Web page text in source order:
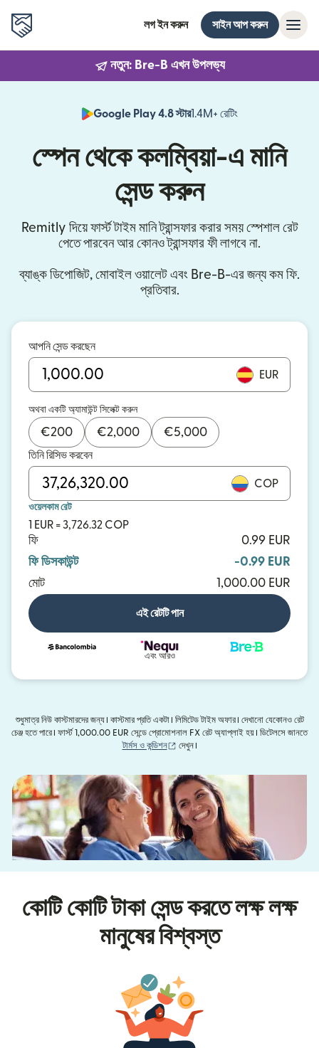
লগ ইন করুন সাইন আপ করুন
নতুন: Bre-B এখন উপলভ্য
Google Play 4.8 স্টার1.4M+ রেটিং
স্পেন থেকে কলম্বিয়া-এ মানি
সেন্ড করুন
Remitly দিয়ে ফার্স্ট টাইম মানি ট্রান্সফার করার সময় স্পেশাল রেট
পেতে পারবেন আর কোনও ট্রান্সফার ফী লাগবে না.
ব্যাঙ্ক ডিপোজিট, মোবাইল ওয়ালেট এবং Bre-B-এর জন্য কম ফি.
প্রতিবার.
আপনি সেন্ড করছেন
EUR
অথবা একটি অ্যামাউন্ট সিলেক্ট করুন
€200 €2,000 €5,000
তিনি রিসিভ করবেন
COP
ওয়েলকাম রেট
1 EUR = 3,726.32 COP
ফি
0.99 EUR
ফি ডিসকাউন্ট
-0.99 EUR
মোট
1,000.00 EUR
এই রেটটি পান
এবং আরও
শুধুমাত্র নিউ কাস্টমারদের জন্য। কাস্টমার প্রতি একটা। লিমিটেড টাইম অফার। দেখানো যেকোনও রেট
চেঞ্জ হতে পারে। ফার্স্ট 1,000.00 EUR সেন্ডে প্রোমোশনাল FX রেট অ্যাপ্লাই হয়। ডিটেলসে জানতে
টার্মস ও কন্ডিশন
(নতুন উইন্ডোতে খুলবে)
দেখুন।
কোটি কোটি টাকা সেন্ড করতে লক্ষ লক্ষ
মানুষের বিশ্বস্ত